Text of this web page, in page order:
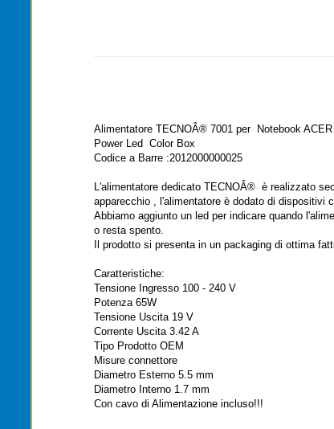
Alimentatore TECNOÂ® 7001 per Notebook
Power Led Color Box
Codice a Barre :2012000000025
L'alimentatore dedicato TECNOÂ® è realizzato
apparecchio , l'alimentatore è dodato di dispositivi
Abbiamo aggiunto un led per indicare quando
o resta spento.
Il prodotto si presenta in un packaging di ottima
Caratteristiche:
Tensione Ingresso 100 - 240 V
Potenza 65W
Tensione Uscita 19 V
Corrente Uscita 3.42 A
Tipo Prodotto OEM
Misure connettore
Diametro Esterno 5.5 mm
Diametro Interno 1.7 mm
Con cavo di Alimentazione incluso!!!